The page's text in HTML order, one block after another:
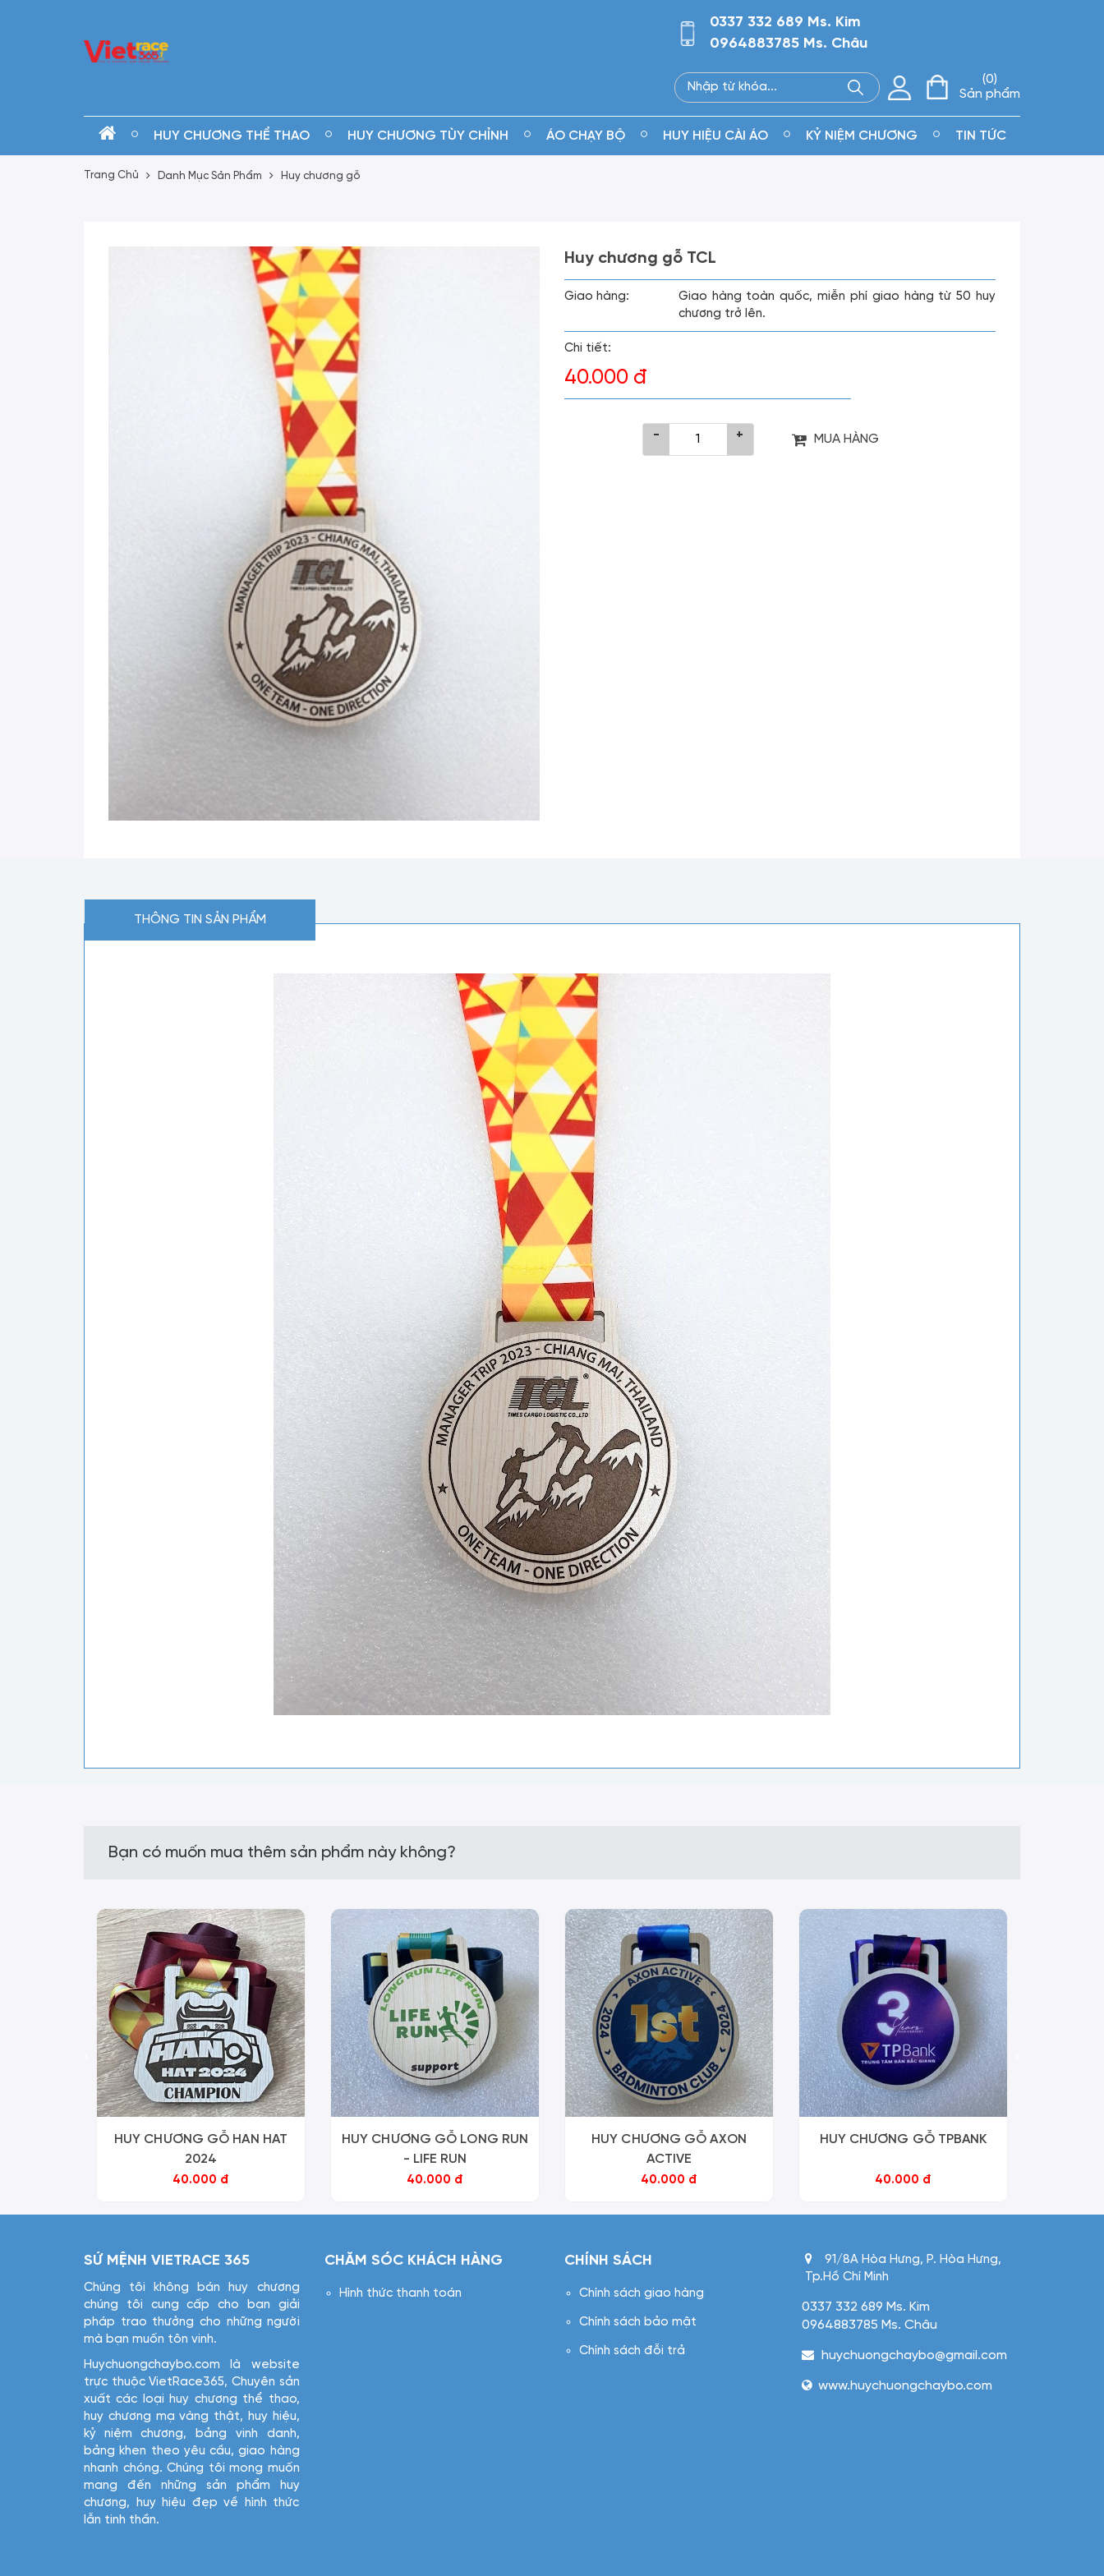
0337 332 689 Ms. Kim
0964883785 Ms. Châu
0
Sản phẩm
HUY CHƯƠNG THỂ THAO HUY CHƯƠNG TÙY CHỈNH ÁO CHẠY BỘ HUY HIỆU CÀI ÁO KỶ NIỆM CHƯƠNG TIN TỨC
Trang Chủ Danh Mục Sản Phẩm Huy chương gỗ
Huy chương gỗ TCL
Giao hàng:
Giao hàng toàn quốc, miễn phí giao hàng từ 50 huy
chương trở lên.
Chi tiết:
40.000 đ
- + MUA HÀNG
THÔNG TIN SẢN PHẨM
Bạn có muốn mua thêm sản phẩm này không?
HUY CHƯƠNG GỖ HAN HAT
2024
40.000 đ
HUY CHƯƠNG GỖ LONG RUN
- LIFE RUN
40.000 đ
HUY CHƯƠNG GỖ AXON
ACTIVE
40.000 đ
HUY CHƯƠNG GỖ TPBANK
40.000 đ
SỨ MỆNH VIETRACE 365
Chúng tôi không bán huy chương
chúng tôi cung cấp cho bạn giải
pháp trao thưởng cho những người
mà bạn muốn tôn vinh.
Huychuongchaybo.com là website
trực thuộc VietRace365, Chuyên sản
xuất các loại huy chương thể thao,
huy chương mạ vàng thật, huy hiệu,
kỷ niệm chương, bảng vinh danh,
bảng khen theo yêu cầu, giao hàng
nhanh chóng. Chúng tôi mong muốn
mang đến những sản phẩm huy
chương, huy hiệu đẹp về hình thức
lẫn tinh thần.
CHĂM SÓC KHÁCH HÀNG
Hình thức thanh toán
CHÍNH SÁCH
Chính sách giao hàng
Chính sách bảo mật
Chính sách đỗi trả
91/8A Hòa Hưng, P. Hòa Hưng,
Tp.Hồ Chí Minh
0337 332 689 Ms. Kim
0964883785 Ms. Châu
huychuongchaybo@gmail.com
www.huychuongchaybo.com